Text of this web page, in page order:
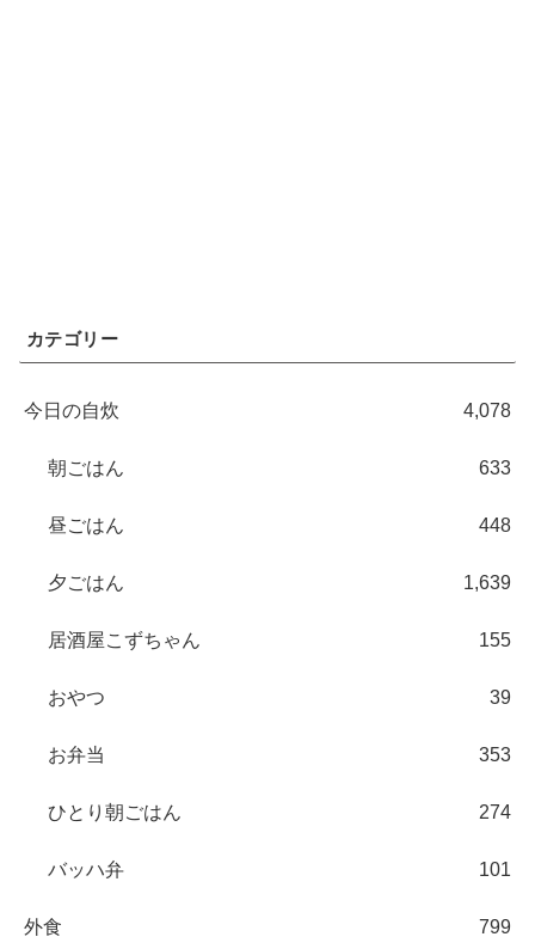
カテゴリー
今日の自炊 4,078
朝ごはん 633
昼ごはん 448
夕ごはん 1,639
居酒屋こずちゃん 155
おやつ 39
お弁当 353
ひとり朝ごはん 274
バッハ弁 101
外食 799